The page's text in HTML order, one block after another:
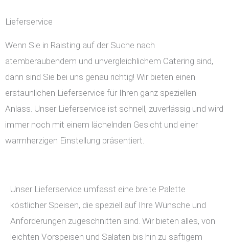
Lieferservice
Wenn Sie in Raisting auf der Suche nach
atemberaubendem und unvergleichlichem Catering sind,
dann sind Sie bei uns genau richtig! Wir bieten einen
erstaunlichen Lieferservice für Ihren ganz speziellen
Anlass. Unser Lieferservice ist schnell, zuverlässig und wird
immer noch mit einem lächelnden Gesicht und einer
warmherzigen Einstellung präsentiert.
Unser Lieferservice umfasst eine breite Palette
köstlicher Speisen, die speziell auf Ihre Wünsche und
Anforderungen zugeschnitten sind. Wir bieten alles, von
leichten Vorspeisen und Salaten bis hin zu saftigem